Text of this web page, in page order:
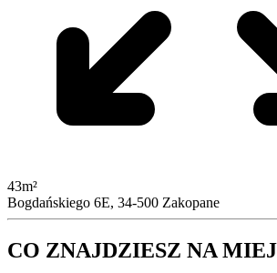
43m²
Bogdańskiego 6E, 34-500 Zakopane
CO ZNAJDZIESZ NA